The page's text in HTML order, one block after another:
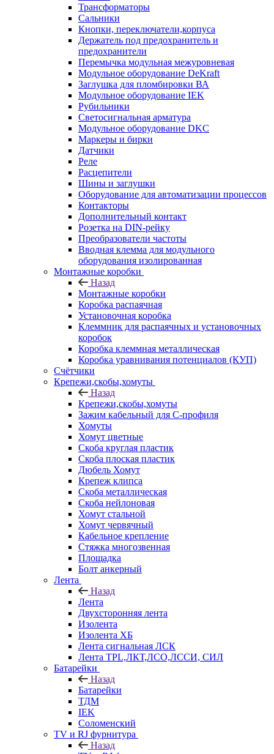
Трансформаторы
Сальники
Кнопки, переключатели,корпуса
Держатель под предохранитель и
предохранители
Перемычка модульная межуровневая
Модульное оборудование DeKraft
Заглушка для пломбировки ВА
Модульное оборудование IEK
Рубильники
Светосигнальная арматура
Модульное оборудование DKC
Маркеры и бирки
Датчики
Реле
Расцепители
Шины и заглушки
Оборудование для автоматизации процессов
Контакторы
Дополнительный контакт
Розетка на DIN-рейку
Преобразователи частоты
Вводная клемма для модульного
оборудования изолированная
Монтажные коробки
Назад
Монтажные коробки
Коробка распаячная
Установочная коробка
Клеммник для распаячных и установочных
коробок
Коробка клеммная металлическая
Коробка уравнивания потенциалов (КУП)
Счётчики
Крепежи,скобы,хомуты
Назад
Крепежи,скобы,хомуты
Зажим кабельный для С-профиля
Хомуты
Хомут цветные
Скоба круглая пластик
Скоба плоская пластик
Дюбель Хомут
Крепеж клипса
Скоба металлическая
Скоба нейлоновая
Хомут стальной
Хомут червячный
Кабельное крепление
Стяжка многозвенная
Площадка
Болт анкерный
Лента
Назад
Лента
Двухсторонняя лента
Изолента
Изолента ХБ
Лента сигнальная ЛСК
Лента TPL,ЛКТ,ЛСО,ЛССИ, СИЛ
Батарейки
Назад
Батарейки
ТДМ
IEK
Соломенский
TV и RJ фурнитура
Назад